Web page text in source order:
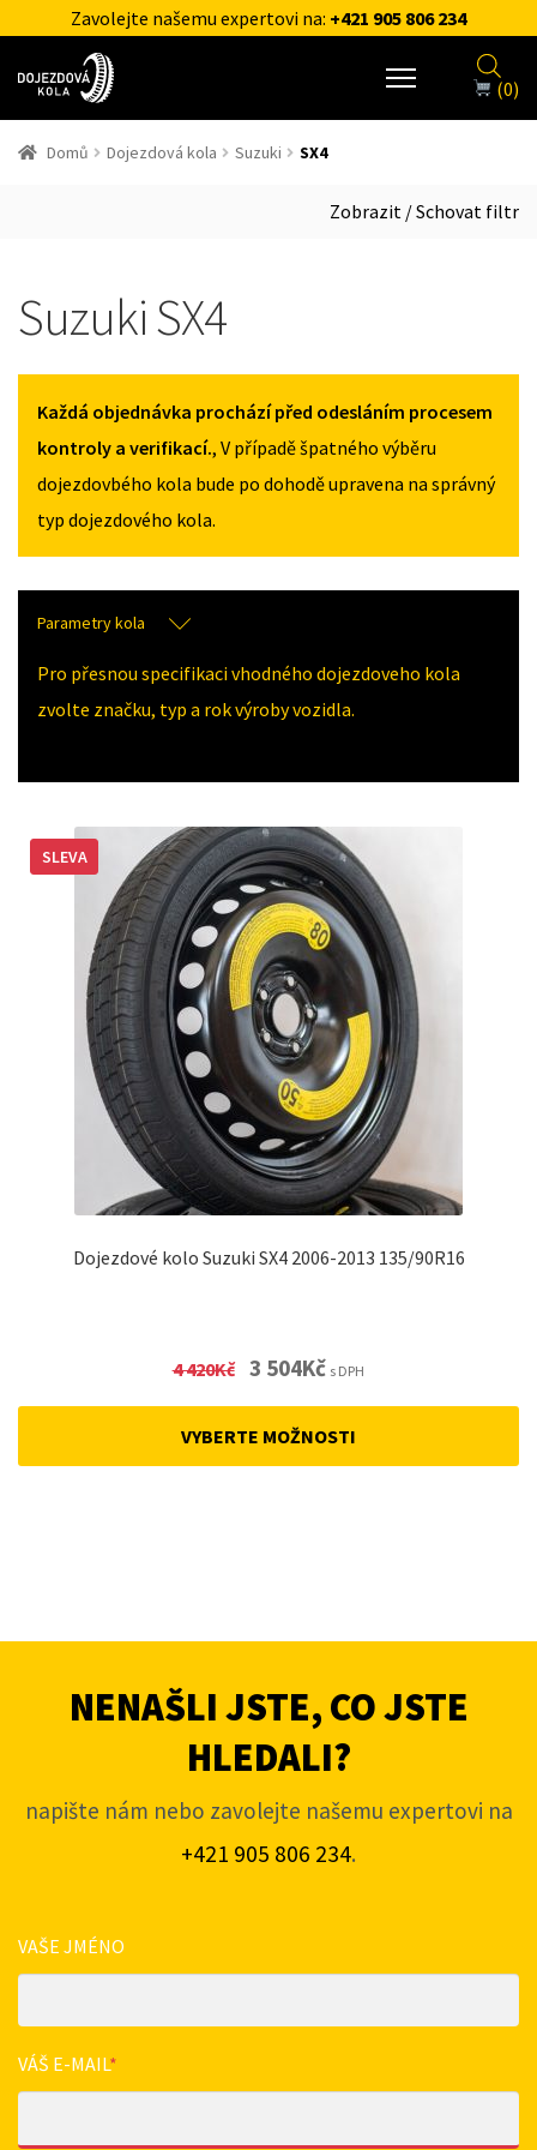
Zavolejte našemu expertovi na: +421 905 806 234
(0)
Domů Dojezdová kola Suzuki SX4
Zobrazit / Schovat filtr
Suzuki SX4
Každá objednávka prochází před odesláním procesem
kontroly a verifikací., V případě špatného výběru
dojezdovbého kola bude po dohodě upravena na správný
typ dojezdového kola.
Parametry kola
Pro přesnou specifikaci vhodného dojezdoveho kola
zvolte značku, typ a rok výroby vozidla.
Dojezdové kolo Suzuki SX4 2006-2013 135/90R16
SLEVA
4 420Kč Original
3 504KčCurrent
s DPH
VYBERTE MOŽNOSTI
NENAŠLI JSTE, CO JSTE
HLEDALI?
napište nám nebo zavolejte našemu expertovi na
+421 905 806 234.
VAŠE JMÉNO
VÁŠ E-MAIL*